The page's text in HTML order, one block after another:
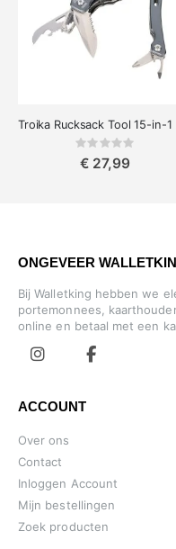
Rating:
€ 27,99
ONGEVEER
Bij Walletking hebben we
portemonnees,
online en betaal met een
ACCOUNT
Over ons
Contact
Inloggen Account
Mijn bestellingen
Zoek producten